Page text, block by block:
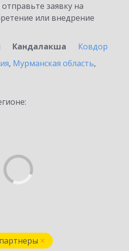
заявку на
или внедрение
Кандалакша
Ковдор
, Мурманская область,